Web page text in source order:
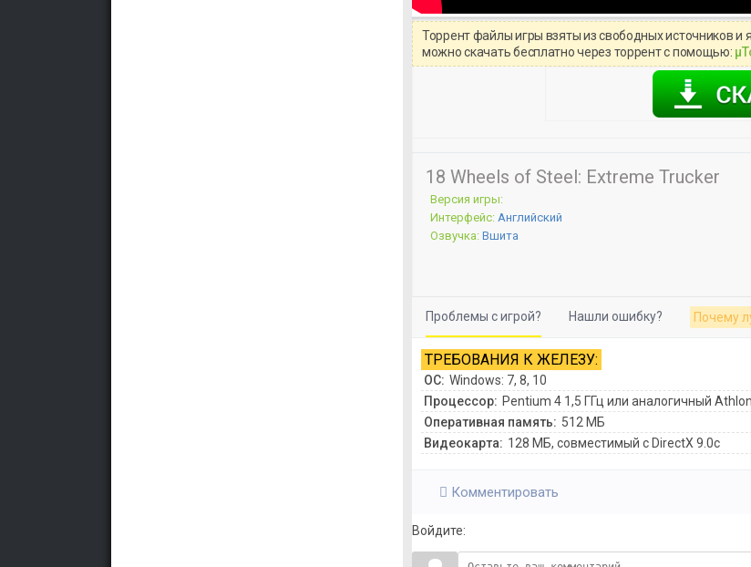
Торрент файлы игры взяты из свободных источников
можно скачать бесплатно через торрент с помощью:
18 Wheels of Steel: Extreme Trucker
Версия игры:
Интерфейс: Английский
Озвучка: Вшита
Проблемы с игрой? Нашли ошибку? Почему
ТРЕБОВАНИЯ К ЖЕЛЕЗУ:
ОС: Windows: 7, 8, 10
Процессор: Pentium 4 1,5 ГГц или аналогичный
Оперативная память: 512 МБ
Видеокарта: 128 МБ, совместимый с DirectX 9.0c
Комментировать
Войдите: